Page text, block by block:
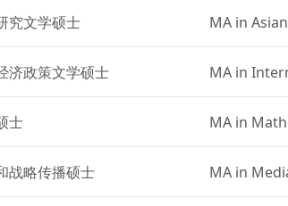
究文学硕士 MA in
济政策文学硕士 MA in
士 MA in
战略传播硕士 MA in